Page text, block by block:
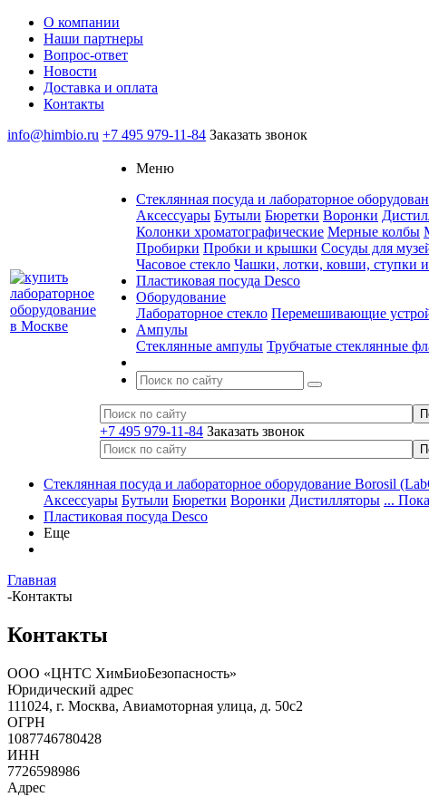
О компании
Наши партнеры
Вопрос-ответ
Новости
Доставка и оплата
Контакты
info@himbio.ru +7 495 979-11-84 Заказать звонок
Меню
Стеклянная посуда и лабораторное
Аксессуары Бутыли Бюретки Воронки
Колонки хроматографические Мерные колбы
Пробирки Пробки и крышки Сосуды для
Часовое стекло Чашки, лотки, ковши, ступки
Пластиковая посуда Desco
Оборудование
Лабораторное стекло Перемешивающие
Ампулы
Стеклянные ампулы Трубчатые стеклянные
+7 495 979-11-84 Заказать звонок
Стеклянная посуда и лабораторное оборудование Borosil
Аксессуары Бутыли Бюретки Воронки Дистилляторы ...
Пластиковая посуда Desco
Еще
Главная
-Контакты
Контакты
ООО «ЦНТС ХимБиоБезопасность»
Юридический адрес
111024, г. Москва, Авиамоторная улица, д. 50с2
ОГРН
1087746780428
ИНН
7726598986
Адрес